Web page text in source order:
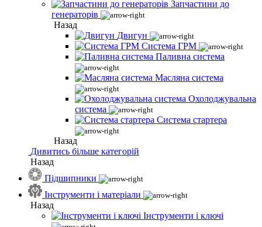
Запчастини до
генераторів
Назад
Двигун
Система ГРМ
Паливна система
Масляна система
Охолоджувальна
система
Система стартера
Назад
Дивитись більше категорій
Назад
Підшипники
Інструменти і матеріали
Назад
Інструменти і ключі